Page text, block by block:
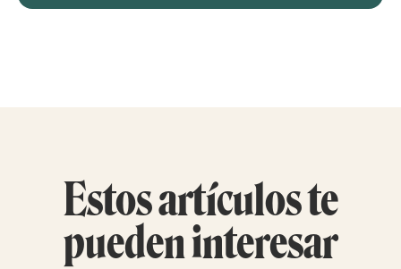
Estos artículos te
pueden interesar